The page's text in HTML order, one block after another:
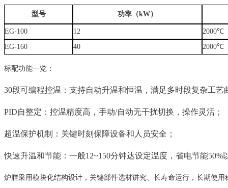
型号 功率（kW）
EG-100 12
2000℃
EG-160
40 2000℃
标配功能一览：
30段可编程控温：支持自动升温和恒温，满足多时段复杂工艺
PID自整定：控温精度高，手动/自动无干扰切换，操作灵活；
超温保护机制：关键时刻保障设备和人员安全；
快速升温和节能：一般12~150分钟达设定温度，省电节能50%
炉膛采用模块化结构设计，关键部件选材讲究、长寿命运行，长期使